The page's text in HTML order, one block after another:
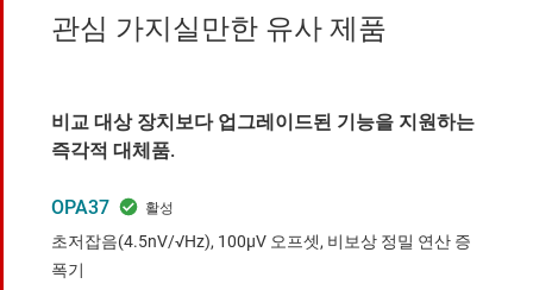
관심 가지실만한 유사 제품
비교 대상 장치보다 업그레이드된 기능을 지원하는
즉각적 대체품.
OPA37
초저잡음(4.5nV/√Hz), 100µV 오프셋, 비보상 정밀 연산 증
폭기